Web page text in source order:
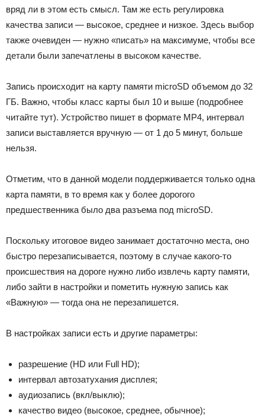
вряд ли в этом есть смысл. Там же есть регулировка
качества записи — высокое, среднее и низкое. Здесь выбор
также очевиден — нужно «писать» на максимуме, чтобы все
детали были запечатлены в высоком качестве.
Запись происходит на карту памяти microSD объемом до 32
ГБ. Важно, чтобы класс карты был 10 и выше (подробнее
читайте тут). Устройство пишет в формате MP4, интервал
записи выставляется вручную — от 1 до 5 минут, больше
нельзя.
Отметим, что в данной модели поддерживается только одна
карта памяти, в то время как у более дорогого
предшественника было два разъема под microSD.
Поскольку итоговое видео занимает достаточно места, оно
быстро перезаписывается, поэтому в случае какого-то
происшествия на дороге нужно либо извлечь карту памяти,
либо зайти в настройки и пометить нужную запись как
«Важную» — тогда она не перезапишется.
В настройках записи есть и другие параметры:
разрешение (HD или Full HD);
интервал автозатухания дисплея;
аудиозапись (вкл/выклю);
качество видео (высокое, среднее, обычное);